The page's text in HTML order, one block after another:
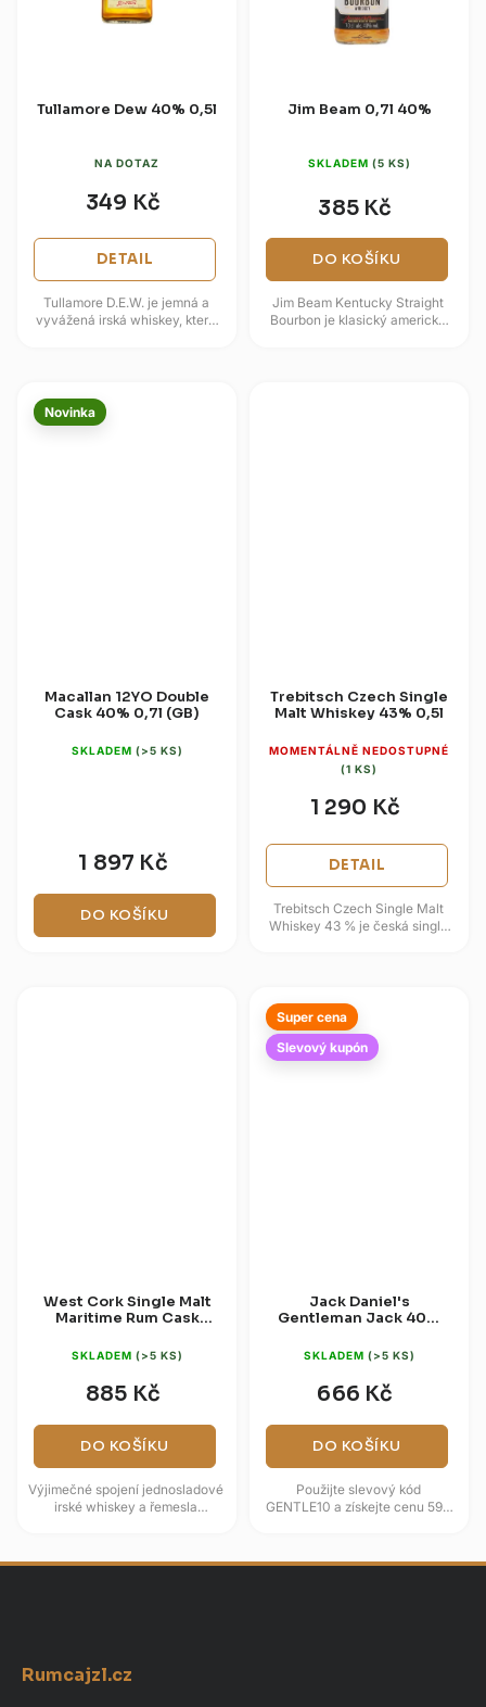
Tullamore Dew 40% 0,5l
NA DOTAZ
349 Kč
DETAIL
Tullamore D.E.W. je jemná a
vyvážená irská whiskey, která
Jim Beam 0,7l 40%
SKLADEM (5 KS)
385 Kč
DO KOŠÍKU
Jim Beam Kentucky Straight
Bourbon je klasický americký
Novinka
Macallan 12YO Double
Cask 40% 0,7l (GB)
SKLADEM (>5 KS)
1 897 Kč
DO KOŠÍKU
Trebitsch Czech Single
Malt Whiskey 43% 0,5l
MOMENTÁLNĚ NEDOSTUPNÉ
(1 KS)
1 290 Kč
DETAIL
Trebitsch Czech Single Malt
Whiskey 43 % je česká single
West Cork Single Malt
Maritime Rum Cask
SKLADEM (>5 KS)
885 Kč
DO KOŠÍKU
Výjimečné spojení jednosladové
irské whiskey a řemesla
Super cena
Slevový kupón
Jack Daniel's
Gentleman Jack 40%
SKLADEM (>5 KS)
666 Kč
DO KOŠÍKU
Použijte slevový kód
GENTLE10 a získejte cenu 599
obsahem...
Rumcajzl.cz